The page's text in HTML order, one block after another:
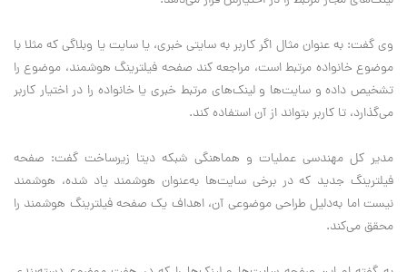
وي گفت: به عنوان مثال اگر كاربر به سايتي خبري، يا سايت يا وبلاگي كه مثلا با
موضوع خانواده مرتبط است، مراجعه كند صفحه فيلترينگ هوشمند، موضوع را
تشخيص داده و سايت‌ها و لينك‌هاي مرتبط خبري يا خانواده را در اختيار كاربر
مي‌گذارد، تا كاربر بتواند از آن استفاده كند.
مدير كل مهندسي عمليات و هماهنگي شبكه ديتا زيرساخت گفت: صفحه
فيلترينگ جديد كه در برخي سايت‌ها به‌عنوان هوشمند ياد شده، هوشمند
نيست اما به‌دليل طراحي موضوعي آن، اهداف يك صفحه فيلترينگ هوشمند را
محقق مي‌كند.